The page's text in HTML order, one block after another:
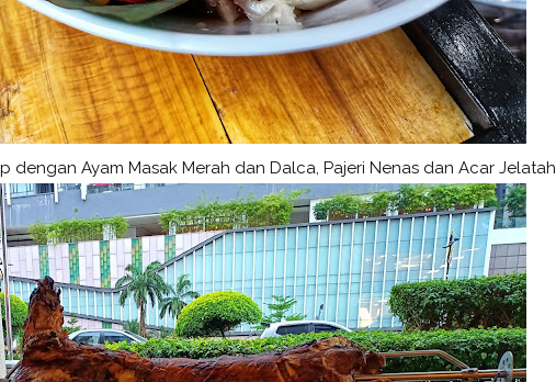
dengan Ayam Masak Merah dan Dalca, Pajeri Nenas dan Acar Jelatah.